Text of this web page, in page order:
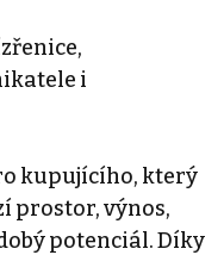
i
kupujícího, který
prostor, výnos,
potenciál. Díky